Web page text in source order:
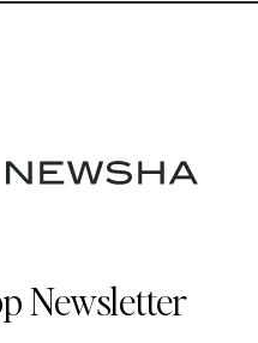
Newsletter